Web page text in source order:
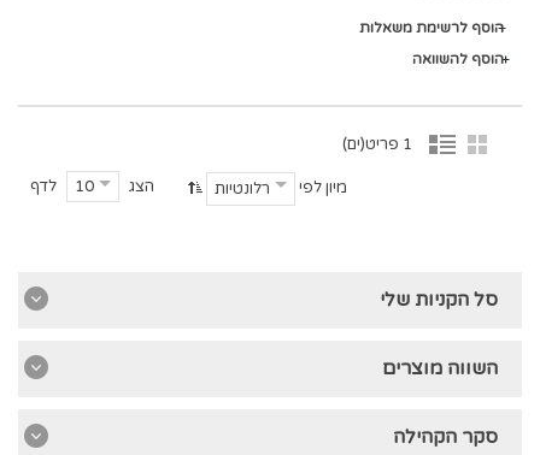
הוסף לרשימת משאלות
הוסף להשוואה
1 פריט(ים)
הצג 10 לדף מיון לפי רלונטיות
סל הקניות שלי
השווה מוצרים
סקר הקהילה